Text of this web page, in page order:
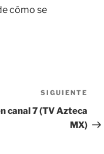
cómo se
SIGUIENTE
canal 7 (TV Azteca
MX)